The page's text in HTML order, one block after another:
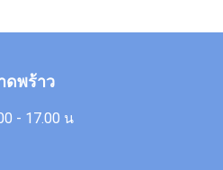
ดพร้าว
- 17.00 น